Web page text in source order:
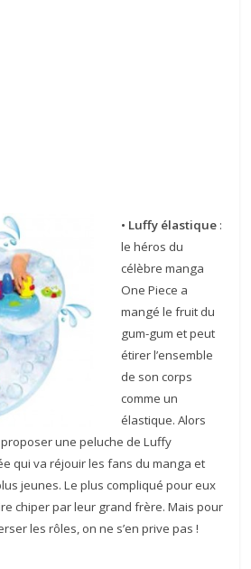
• Luffy élastique :
le héros du
célèbre manga
One Piece a
mangé le fruit du
gum-gum et peut
étirer l’ensemble
de son corps
comme un
élastique. Alors
une peluche de Luffy
qui va réjouir les fans du manga et
jeunes. Le plus compliqué pour eux
chiper par leur grand frère. Mais pour
les rôles, on ne s’en prive pas !